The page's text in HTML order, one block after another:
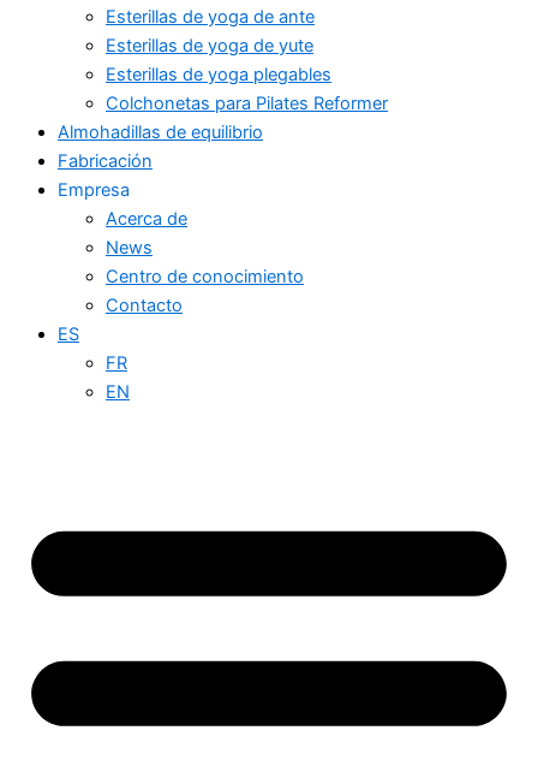
Esterillas de yoga de ante
Esterillas de yoga de yute
Esterillas de yoga plegables
Colchonetas para Pilates Reformer
Almohadillas de equilibrio
Fabricación
Empresa
Acerca de
News
Centro de conocimiento
Contacto
ES
FR
EN